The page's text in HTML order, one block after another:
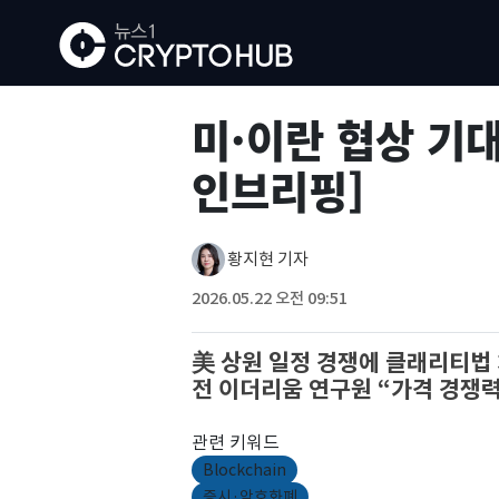
미·이란 협상
인브리핑]
황지현 기자
2026.05.22 오전 09:51
美 상원 일정 경쟁에 클래리티법
전 이더리움 연구원 “가격 경쟁
관련 키워드
Blockchain